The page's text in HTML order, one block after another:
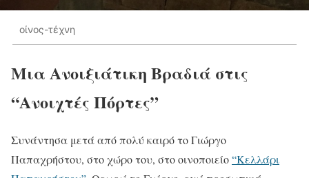
οίνος-τέχνη
Μια Ανοιξιάτικη Βραδιά στις
“Ανοιχτές Πόρτες”
Συνάντησα μετά από πολύ καιρό το Γιώργο
Παπαχρήστου, στο χώρο του, στο οινοποιείο“Κελλάρι